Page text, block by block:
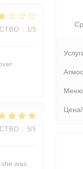
: 1/5
: 5/5
was
Меню
Цена/